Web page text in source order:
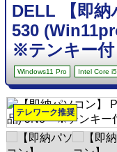
DELL 【即
530
※テンキー付
Windows11 Pro Intel Core
テレワーク推奨